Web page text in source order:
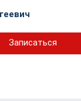
Записаться